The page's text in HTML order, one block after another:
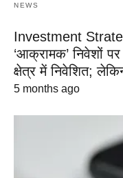
NEWS
Investment
‘आक्रामक’ निवेशों
क्षेत्र में निवेशित;
5 months ago